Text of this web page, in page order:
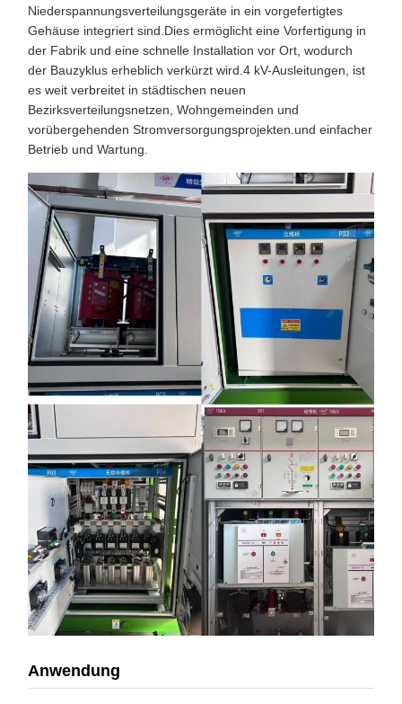
Niederspannungsverteilungsgeräte in ein vorgefertigtes
Gehäuse integriert sind.Dies ermöglicht eine Vorfertigung in
der Fabrik und eine schnelle Installation vor Ort, wodurch
der Bauzyklus erheblich verkürzt wird.4 kV-Ausleitungen, ist
es weit verbreitet in städtischen neuen
Bezirksverteilungsnetzen, Wohngemeinden und
vorübergehenden Stromversorgungsprojekten.und einfacher
Betrieb und Wartung.
Anwendung